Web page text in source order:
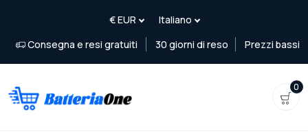
Consegna e resi gratuiti 30 giorni di reso Prezzi bassi
0